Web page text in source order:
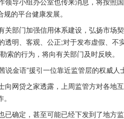
的平台健康发展。
关部门加强信用体系建设，弘扬市场
透明、客观、公正;对于发布虚假、不
索的行为，将向有关部门及时反映。
金语”援引一位靠近监管层的权威人
向网贷之家透露，上周监管方对各地
确定，甚至可能已经下发到了地方